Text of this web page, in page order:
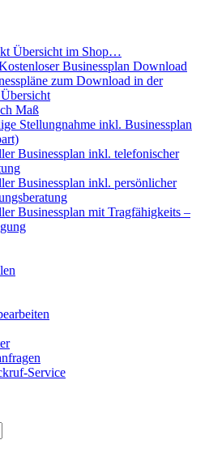
Übersicht im Shop…
Businessplan Download
zum Download in der
Maß
Stellungnahme inkl. Businessplan
Businessplan inkl. telefonischer
Businessplan inkl. persönlicher
Businessplan mit Tragfähigkeits –
Service